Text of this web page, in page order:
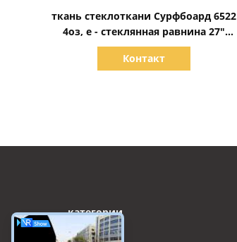
ткань стеклоткани Сурфбоард 6522
4оз, е - стеклянная равнина 27"
стекло - ткань волокна
Контакт
категории